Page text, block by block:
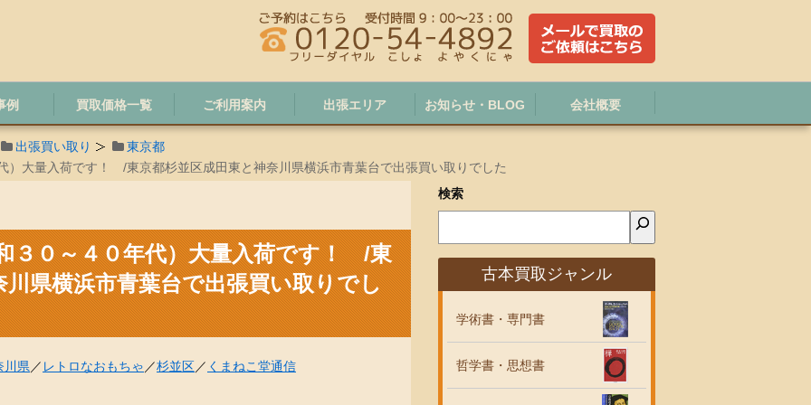
例 買取価格一覧 ご利用案内 出張エリア お知らせ・BLOG 会社概要
出張買い取り
東京都
）大量入荷です！ /東京都杉並区成田東と神奈川県横浜市青葉台で出張買い取りでした
３０～４０年代）大量入荷です！ /東
県横浜市青葉台で出張買い取りでし
川県 ／ レトロなおもちゃ ／杉並区／ くまねこ堂通信
検索
古本買取ジャンル
学術書・専門書
哲学書・思想書